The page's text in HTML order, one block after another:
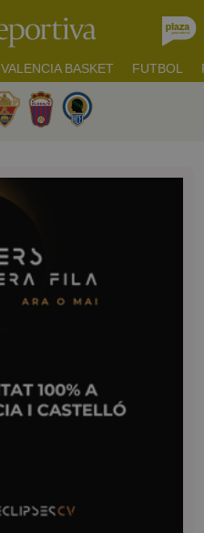
VALENCIA BASKET FUTBOL